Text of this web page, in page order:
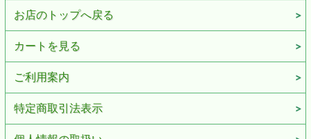
お店のトップへ戻る
カートを見る
ご利用案内
特定商取引法表示